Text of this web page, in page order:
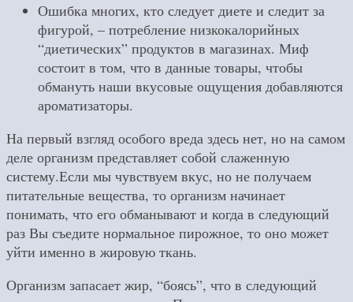
Ошибка многих, кто следует диете и следит за
фигурой, – потребление низкокалорийных
“диетических” продуктов в магазинах. Миф
состоит в том, что в данные товары, чтобы
обмануть наши вкусовые ощущения добавляются
ароматизаторы.
На первый взгляд особого вреда здесь нет, но на самом
деле организм представляет собой слаженную
систему.Если мы чувствуем вкус, но не получаем
питательные вещества, то организм начинает
понимать, что его обманывают и когда в следующий
раз Вы съедите нормальное пирожное, то оно может
уйти именно в жировую ткань.
Организм запасает жир, “боясь”, что в следующий